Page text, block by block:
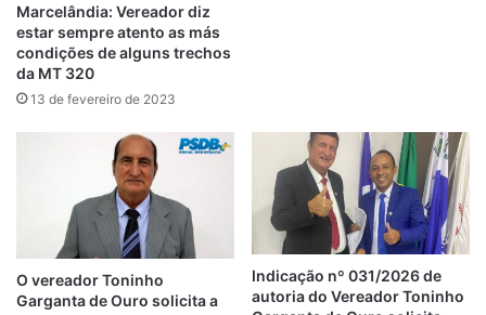
Marcelândia: Vereador diz
estar sempre atento as más
condições de alguns trechos
da MT 320
13 de fevereiro de 2023
O vereador Toninho
Garganta de Ouro solicita a
Indicação nº 031/2026 de
autoria do Vereador Toninho